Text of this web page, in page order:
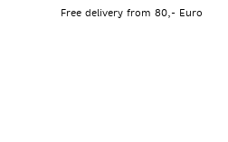
Free delivery from 80,- Euro